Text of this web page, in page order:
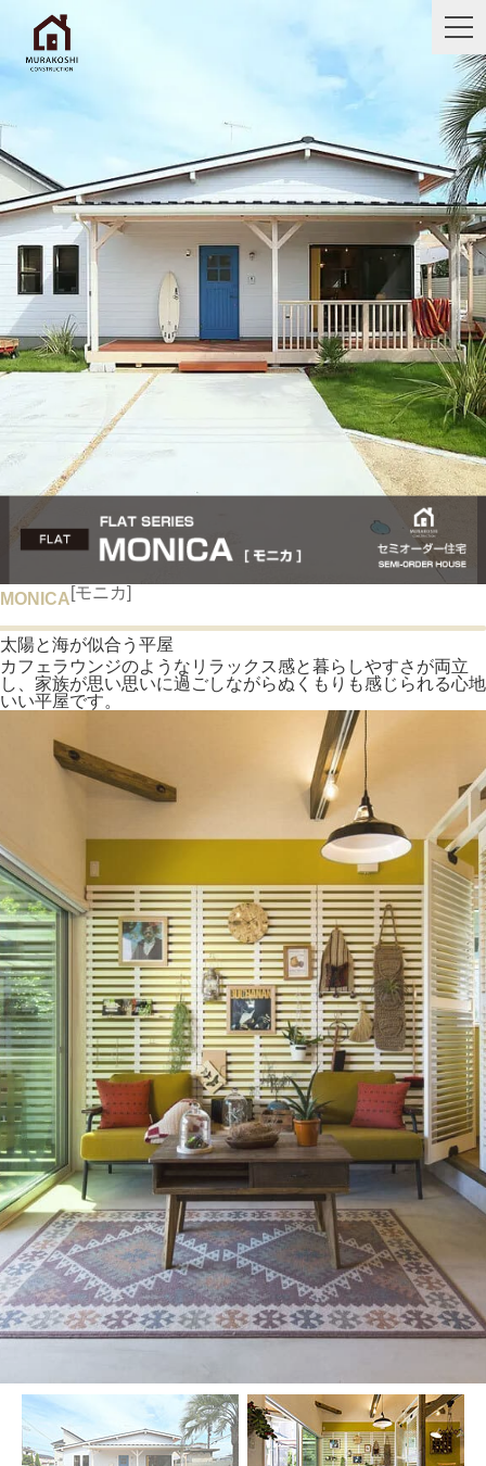
MONICA[モニカ]
太陽と海が似合う平屋
カフェラウンジのようなリラックス感と暮らしやすさが両立
し、家族が思い思いに過ごしながらぬくもりも感じられる心地
いい平屋です。